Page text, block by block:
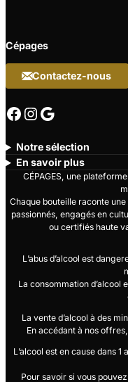
Cépages
Contactez-nous
Facebook
Instagram
Google
Notre sélection
En savoir plus
CÉPAGES, une
Chaque bouteille raconte
passionnés, engagés en
ou certifiés haute
L’abus d’alcool est
La consommation d’alcool
La vente d’alcool à des
En accédant à nos
L’alcool est en cause dans
Pour savoir si vous